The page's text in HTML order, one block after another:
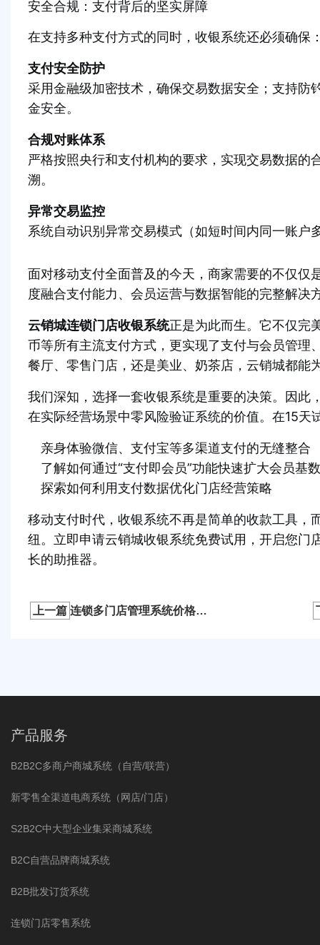
安全合规：支付背后的坚实屏障
在支持多种支付方式的同时，收银系统还必须确保
支付安全防护
采用金融级加密技术，确保交易数据安全；支持
金安全。
合规对账体系
严格按照央行和支付机构的要求，实现交易数据
溯。
异常交易监控
系统自动识别异常交易模式（如短时间内同一账户
面对移动支付全面普及的今天，商家需要的不仅仅
度融合支付能力、会员运营与数据智能的完整解决
云销城连锁门店收银系统正是为此而生。它不仅完
币等所有主流支付方式，更实现了支付与会员管
餐厅、零售门店，还是美业、奶茶店，云销城都能
我们深知，选择一套收银系统是重要的决策。因此
在实际经营场景中零风险验证系统的价值。在15天
亲身体验微信、支付宝等多渠道支付的无缝整合
了解如何通过“支付即会员”功能快速扩大会员基数
探索如何利用支付数据优化门店经营策略
移动支付时代，收银系统不再是简单的收款工具，
纽。立即申请云销城收银系统免费试用，开启您
长的助推器。
上一篇 连锁多门店管理系统价格对比？主流平台评测
产品服务
B2B2C多商户商城系统（自营/联营）
新零售全渠道电商系统（网店/门店）
S2B2C中大型企业集采商城系统
B2C自营品牌商城系统
B2B批发订货系统
连锁门店零售系统